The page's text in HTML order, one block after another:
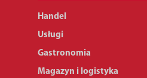
Handel
Usługi
Gastronomia
Magazyn i logistyka